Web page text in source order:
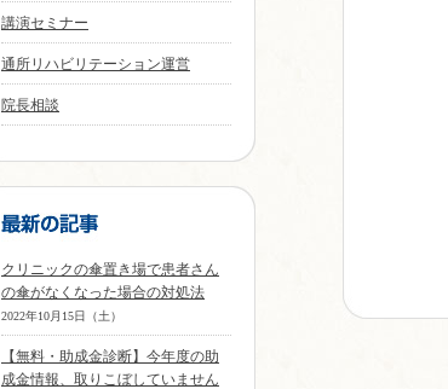
講演セミナー
通所リハビリテーション運営
院長相談
クリニックの傘置き場で患者さん
の傘がなくなった場合の対処法
2022年10月15日（土）
【無料・助成金診断】今年度の助
成金情報、取りこぼしていません